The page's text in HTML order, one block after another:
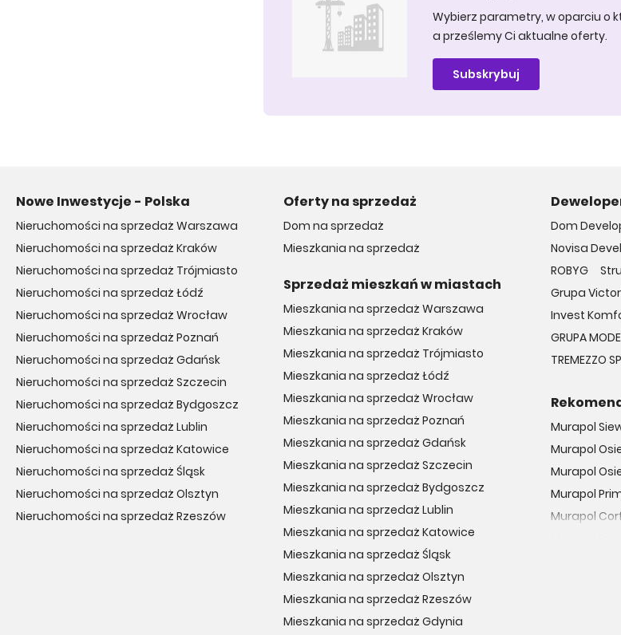
Wybierz parametry, w oparciu o
a prześlemy Ci aktualne oferty.
Subskrybuj
Nowe Inwestycje - Polska
Nieruchomości na sprzedaż Warszawa
Nieruchomości na sprzedaż Kraków
Nieruchomości na sprzedaż Trójmiasto
Nieruchomości na sprzedaż Łódź
Nieruchomości na sprzedaż Wrocław
Nieruchomości na sprzedaż Poznań
Nieruchomości na sprzedaż Gdańsk
Nieruchomości na sprzedaż Szczecin
Nieruchomości na sprzedaż Bydgoszcz
Nieruchomości na sprzedaż Lublin
Nieruchomości na sprzedaż Katowice
Nieruchomości na sprzedaż Śląsk
Nieruchomości na sprzedaż Olsztyn
Nieruchomości na sprzedaż Rzeszów
Oferty na sprzedaż
Dom na sprzedaż
Mieszkania na sprzedaż
Sprzedaż mieszkań w miastach
Mieszkania na sprzedaż Warszawa
Mieszkania na sprzedaż Kraków
Mieszkania na sprzedaż Trójmiasto
Mieszkania na sprzedaż Łódź
Mieszkania na sprzedaż Wrocław
Mieszkania na sprzedaż Poznań
Mieszkania na sprzedaż Gdańsk
Mieszkania na sprzedaż Szczecin
Mieszkania na sprzedaż Bydgoszcz
Mieszkania na sprzedaż Lublin
Mieszkania na sprzedaż Katowice
Mieszkania na sprzedaż Śląsk
Mieszkania na sprzedaż Olsztyn
Mieszkania na sprzedaż Rzeszów
Mieszkania na sprzedaż Gdynia
Dom
Novisa
ROBYG
Grupa
Invest
GRUPA
TREMEZZO
Murapol
Murapol
Murapol
Murapol
Murapol